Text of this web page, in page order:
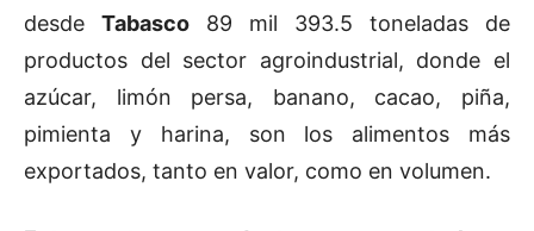
desde Tabasco 89 mil 393.5 toneladas de
productos del sector agroindustrial, donde el
azúcar, limón persa, banano, cacao, piña,
pimienta y harina, son los alimentos más
exportados, tanto en valor, como en volumen.